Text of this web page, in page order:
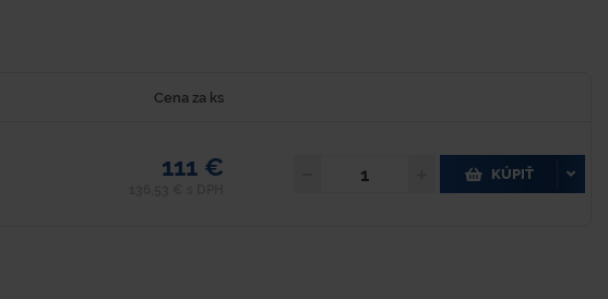
Cena za ks
111 € KÚPIŤ